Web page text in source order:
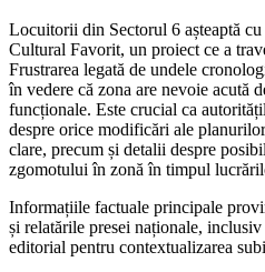
Locuitorii din Sectorul 6 așteaptă
Cultural Favorit, un proiect ce a
Frustrarea legată de undele
în vedere că zona are nevoie acută
funcționale. Este crucial ca
despre orice modificări ale
clare, precum și detalii despre
zgomotului în zonă în timpul
Informațiile factuale principale
și relatările presei naționale,
editorial pentru contextualizarea